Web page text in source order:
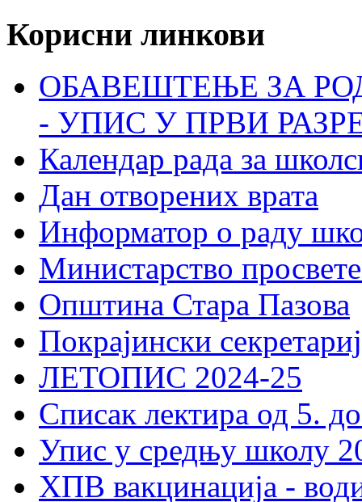
Корисни линкови
ОБАВЕШТЕЊЕ ЗА
- УПИС У ПРВИ
Календар рада за
Дан отворених врата
Информатор о раду
Министарство
Општина Стара Пазова
Покрајински
ЛЕТОПИС 2024-25
Списак лектира од 5.
Упис у средњу школу
ХПВ вакцинација -